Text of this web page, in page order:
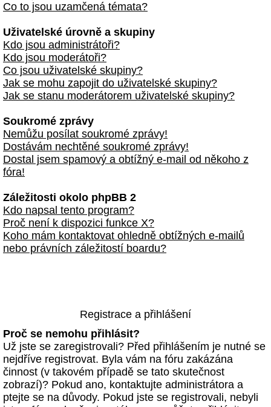
Co to jsou uzamčená témata?
Uživatelské úrovně a skupiny
Kdo jsou administrátoři?
Kdo jsou moderátoři?
Co jsou uživatelské skupiny?
Jak se mohu zapojit do uživatelské skupiny?
Jak se stanu moderátorem uživatelské skupiny?
Soukromé zprávy
Nemůžu posílat soukromé zprávy!
Dostávám nechtěné soukromé zprávy!
Dostal jsem spamový a obtížný e-mail od někoho z
fóra!
Záležitosti okolo phpBB 2
Kdo napsal tento program?
Proč není k dispozici funkce X?
Koho mám kontaktovat ohledně obtížných e-mailů
nebo právních záležitostí boardu?
Registrace a přihlášení
Proč se nemohu přihlásit?
Už jste se zaregistrovali? Před přihlášením je nutné se
nejdříve registrovat. Byla vám na fóru zakázána
činnost (v takovém případě se tato skutečnost
zobrazí)? Pokud ano, kontaktujte administrátora a
ptejte se na důvody. Pokud jste se registrovali, nebyli